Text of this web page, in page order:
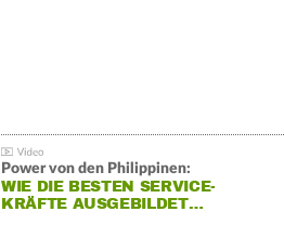
Power von den Philippinen:
WIE DIE BESTEN SERVICE-
KRÄFTE AUSGEBILDET…